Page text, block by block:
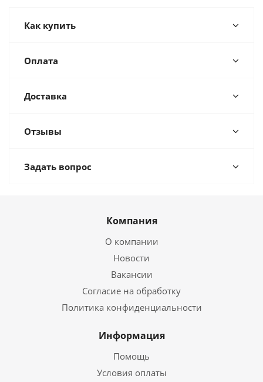
Как купить
Оплата
Доставка
Отзывы
Задать вопрос
Компания
О компании
Новости
Вакансии
Согласие на обработку
Политика конфиденциальности
Информация
Помощь
Условия оплаты